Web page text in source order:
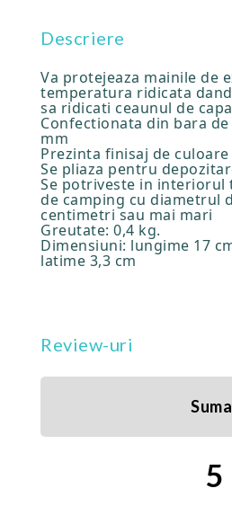
Descriere
Va protejeaza mainile de
temperatura ridicata
sa ridicati ceaunul de
Confectionata din bara
mm
Prezinta finisaj de
Se pliaza pentru
Se potriveste in
de camping cu diametrul
centimetri sau mai mari
Greutate: 0,4 kg.
Dimensiuni: lungime 17
latime 3,3 cm
Review-uri
5